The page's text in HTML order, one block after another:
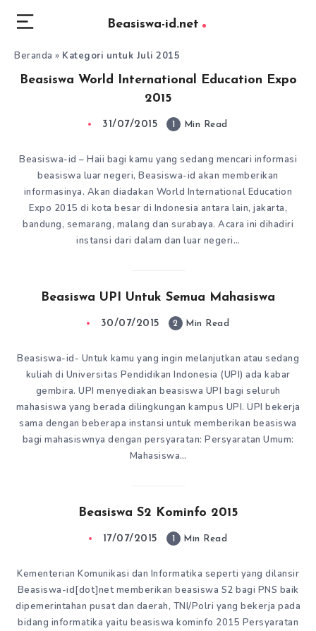
Beasiswa-id.net
Beranda » Kategori untuk Juli 2015
Beasiswa World International Education Expo
2015
31/07/2015 1 Min Read
Beasiswa-id – Haii bagi kamu yang sedang mencari informasi
beasiswa luar negeri, Beasiswa-id akan memberikan
informasinya. Akan diadakan World International Education
Expo 2015 di kota besar di Indonesia antara lain, jakarta,
bandung, semarang, malang dan surabaya. Acara ini dihadiri
instansi dari dalam dan luar negeri…
Beasiswa UPI Untuk Semua Mahasiswa
30/07/2015 2 Min Read
Beasiswa-id- Untuk kamu yang ingin melanjutkan atau sedang
kuliah di Universitas Pendidikan Indonesia (UPI) ada kabar
gembira. UPI menyediakan beasiswa UPI bagi seluruh
mahasiswa yang berada dilingkungan kampus UPI. UPI bekerja
sama dengan beberapa instansi untuk memberikan beasiswa
bagi mahasiswnya dengan persyaratan: Persyaratan Umum:
Mahasiswa…
Beasiswa S2 Kominfo 2015
17/07/2015 1 Min Read
Kementerian Komunikasi dan Informatika seperti yang dilansir
Beasiswa-id[dot]net memberikan beasiswa S2 bagi PNS baik
dipemerintahan pusat dan daerah, TNI/Polri yang bekerja pada
bidang informatika yaitu beasiswa kominfo 2015 Persyaratan